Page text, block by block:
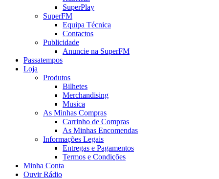
SuperPlay
SuperFM
Equipa Técnica
Contactos
Publicidade
Anuncie na SuperFM
Passatempos
Loja
Produtos
Bilhetes
Merchandising
Musica
As Minhas Compras
Carrinho de Compras
As Minhas Encomendas
Informações Legais
Entregas e Pagamentos
Termos e Condições
Minha Conta
Ouvir Rádio